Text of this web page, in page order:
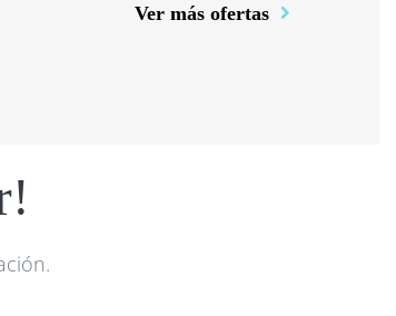
Ver más ofertas